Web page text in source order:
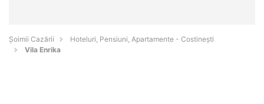
Șoimii Cazării
Hoteluri, Pensiuni, Apartamente - Costineşti
Vila Enrika